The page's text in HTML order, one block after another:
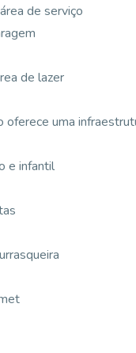
de serviço
de lazer
oferece uma
e infantil